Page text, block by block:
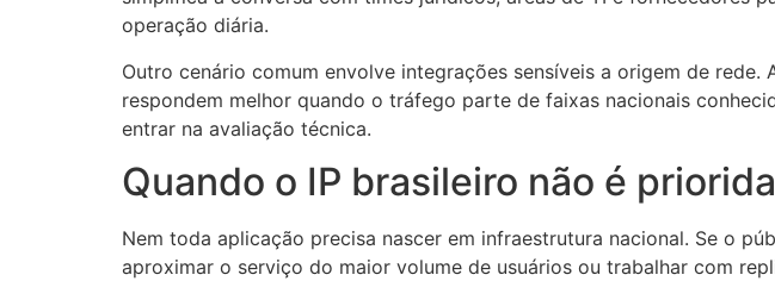
operação diária.
Outro cenário comum envolve integrações sensíveis a origem de
respondem melhor quando o tráfego parte de faixas nacionais
entrar na avaliação técnica.
Quando o IP brasileiro não é
Nem toda aplicação precisa nascer em infraestrutura nacional. Se o
aproximar o serviço do maior volume de usuários ou trabalhar com